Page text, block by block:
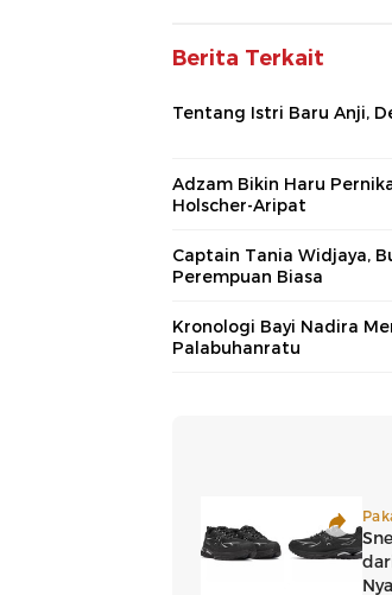
Berita Terkait
Tentang Istri Baru Anji,
Adzam Bikin Haru
Holscher-Aripat
Captain Tania Widjaya,
Perempuan Biasa
Kronologi Bayi Nadira
Palabuhanratu